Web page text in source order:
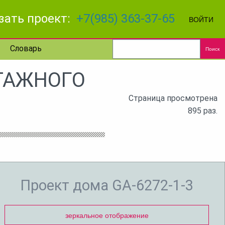
проект: +7(985) 363-37-65 ВОЙТИ
Словарь Поиск
Страница просмотрена
895 раз.
Проект дома GA-6272-1-3
зеркальное отображение